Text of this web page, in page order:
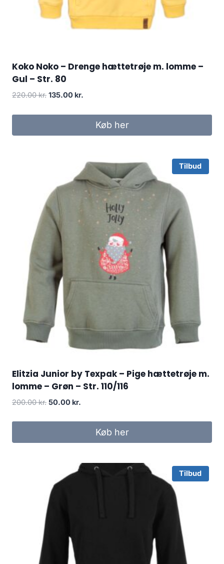
Koko Noko – Drenge hættetrøje m. lomme –
Gul – Str. 80
220.00kr. Original
was:
135.00 kr.
is:
135.00 kr..
Køb her
Tilbud
Elitzia Junior by Texpak – Pige hættetrøje m.
lomme – Grøn – Str. 110/116
200.00kr. Original
50.00 kr.
50.00 kr..
Køb her
Tilbud